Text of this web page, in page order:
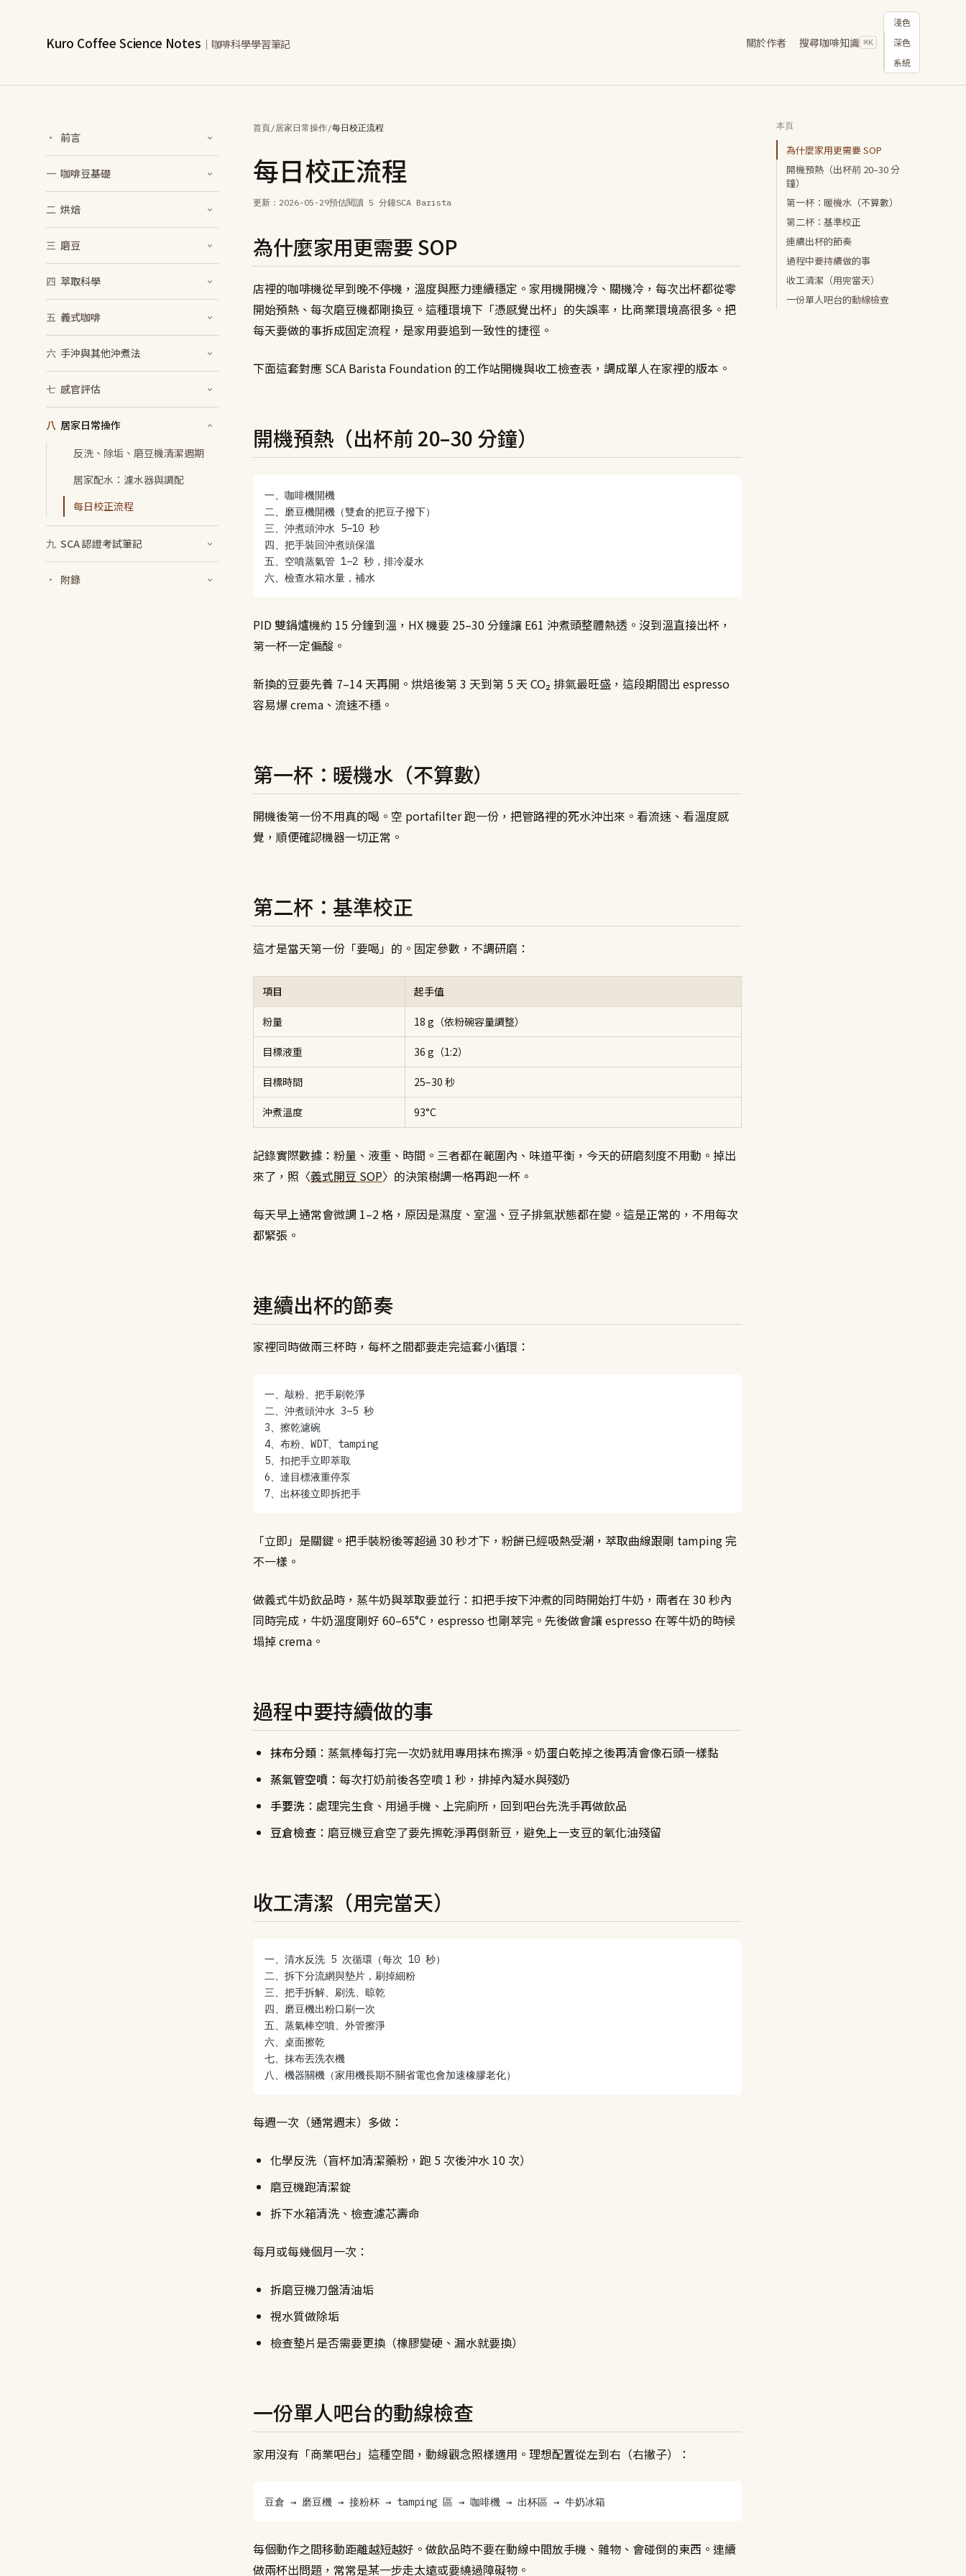
Kuro Coffee Science Notes ｜咖啡科學學習筆記 關於作者 搜尋咖啡知識 ⌘K
切換顯示主題
淺色
深色
系統
· 前言
一 咖啡豆基礎
二 烘焙
三 磨豆
四 萃取科學
五 義式咖啡
六 手沖與其他沖煮法
七 感官評估
八 居家日常操作
反洗、除垢、磨豆機清潔週期
居家配水：濾水器與調配
每日校正流程
九 SCA 認證考試筆記
· 附錄
首頁/居家日常操作/每日校正流程
每日校正流程
更新： 2026-05-29預估閱讀 5 分鐘SCA Barista
為什麼家用更需要 SOP
店裡的咖啡機從早到晚不停機，溫度與壓力連續穩定。家用機開機冷、關機冷，每次出杯都從零
開始預熱、每次磨豆機都剛換豆。這種環境下「憑感覺出杯」的失誤率，比商業環境高很多。把
每天要做的事拆成固定流程，是家用要追到一致性的捷徑。
下面這套對應 SCA Barista Foundation 的工作站開機與收工檢查表，調成單人在家裡的版本。
開機預熱（出杯前 20–30 分鐘）
一、咖啡機開機
二、磨豆機開機（雙倉的把豆子撥下）
三、沖煮頭沖水 5–10 秒
四、把手裝回沖煮頭保溫
五、空噴蒸氣管 1–2 秒，排冷凝水
六、檢查水箱水量，補水
PID 雙鍋爐機約 15 分鐘到溫，HX 機要 25–30 分鐘讓 E61 沖煮頭整體熱透。沒到溫直接出杯，
第一杯一定偏酸。
新換的豆要先養 7–14 天再開。烘焙後第 3 天到第 5 天 CO₂ 排氣最旺盛，這段期間出 espresso
容易爆 crema、流速不穩。
第一杯：暖機水（不算數）
開機後第一份不用真的喝。空 portafilter 跑一份，把管路裡的死水沖出來。看流速、看溫度感
覺，順便確認機器一切正常。
第二杯：基準校正
這才是當天第一份「要喝」的。固定參數，不調研磨：
項目 起手值
粉量 18 g（依粉碗容量調整）
目標液重 36 g（1:2）
目標時間 25–30 秒
沖煮溫度 93°C
記錄實際數據：粉量、液重、時間。三者都在範圍內、味道平衡，今天的研磨刻度不用動。掉出
來了，照〈義式開豆 SOP〉的決策樹調一格再跑一杯。
每天早上通常會微調 1–2 格，原因是濕度、室溫、豆子排氣狀態都在變。這是正常的，不用每次
都緊張。
連續出杯的節奏
家裡同時做兩三杯時，每杯之間都要走完這套小循環：
一、敲粉、把手刷乾淨
二、沖煮頭沖水 3–5 秒
3、擦乾濾碗
4、布粉、WDT、tamping
5、扣把手立即萃取
6、達目標液重停泵
7、出杯後立即拆把手
「立即」是關鍵。把手裝粉後等超過 30 秒才下，粉餅已經吸熱受潮，萃取曲線跟剛 tamping 完
不一樣。
做義式牛奶飲品時，蒸牛奶與萃取要並行：扣把手按下沖煮的同時開始打牛奶，兩者在 30 秒內
同時完成，牛奶溫度剛好 60–65°C，espresso 也剛萃完。先後做會讓 espresso 在等牛奶的時候
塌掉 crema。
過程中要持續做的事
抹布分類 ：蒸氣棒每打完一次奶就用專用抹布擦淨。奶蛋白乾掉之後再清會像石頭一樣黏
蒸氣管空噴 ：每次打奶前後各空噴 1 秒，排掉內凝水與殘奶
手要洗 ：處理完生食、用過手機、上完廁所，回到吧台先洗手再做飲品
豆倉檢查 ：磨豆機豆倉空了要先擦乾淨再倒新豆，避免上一支豆的氧化油殘留
收工清潔（用完當天）
一、清水反洗 5 次循環（每次 10 秒）
二、拆下分流網與墊片，刷掉細粉
三、把手拆解、刷洗、晾乾
四、磨豆機出粉口刷一次
五、蒸氣棒空噴、外管擦淨
六、桌面擦乾
七、抹布丟洗衣機
八、機器關機（家用機長期不關省電也會加速橡膠老化）
每週一次（通常週末）多做：
化學反洗（盲杯加清潔藥粉，跑 5 次後沖水 10 次）
磨豆機跑清潔錠
拆下水箱清洗、檢查濾芯壽命
每月或每幾個月一次：
拆磨豆機刀盤清油垢
視水質做除垢
檢查墊片是否需要更換（橡膠變硬、漏水就要換）
一份單人吧台的動線檢查
家用沒有「商業吧台」這種空間，動線觀念照樣適用。理想配置從左到右（右撇子）：
豆倉 → 磨豆機 → 接粉杯 → tamping 區 → 咖啡機 → 出杯區 → 牛奶冰箱
每個動作之間移動距離越短越好。做飲品時不要在動線中間放手機、雜物、會碰倒的東西。連續
做兩杯出問題，常常是某一步走太遠或要繞過障礙物。
本頁
為什麼家用更需要 SOP
開機預熱（出杯前 20–30 分
鐘）
第一杯：暖機水（不算數）
第二杯：基準校正
連續出杯的節奏
過程中要持續做的事
收工清潔（用完當天）
一份單人吧台的動線檢查